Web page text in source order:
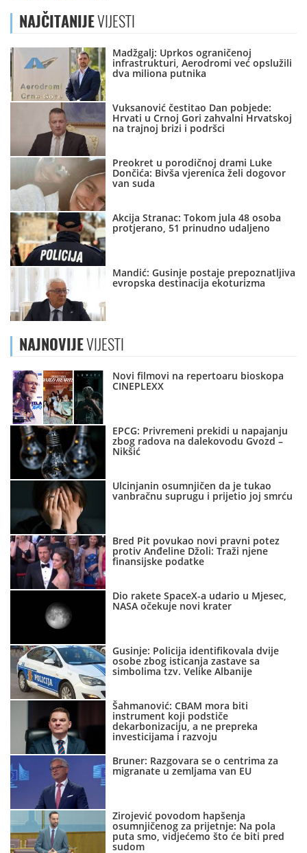
NAJČITANIJEVIJESTI
Madžgalj: Uprkos ograničenoj
infrastrukturi, Aerodromi već opslužili
dva miliona putnika
Vuksanović čestitao Dan pobjede:
Hrvati u Crnoj Gori zahvalni Hrvatskoj
na trajnoj brizi i podršci
Preokret u porodičnoj drami Luke
Dončića: Bivša vjerenica želi dogovor
van suda
Akcija Stranac: Tokom jula 48 osoba
protjerano, 51 prinudno udaljeno
Mandić: Gusinje postaje prepoznatljiva
evropska destinacija ekoturizma
NAJNOVIJEVIJESTI
Novi filmovi na repertoaru bioskopa
CINEPLEXX
EPCG: Privremeni prekidi u napajanju
zbog radova na dalekovodu Gvozd –
Nikšić
Ulcinjanin osumnjičen da je tukao
vanbračnu suprugu i prijetio joj smrću
Bred Pit povukao novi pravni potez
protiv Anđeline Džoli: Traži njene
finansijske podatke
Dio rakete SpaceX-a udario u Mjesec,
NASA očekuje novi krater
Gusinje: Policija identifikovala dvije
osobe zbog isticanja zastave sa
simbolima tzv. Velike Albanije
Šahmanović: CBAM mora biti
instrument koji podstiče
dekarbonizaciju, a ne prepreka
investicijama i razvoju
Bruner: Razgovara se o centrima za
migranate u zemljama van EU
Zirojević povodom hapšenja
osumnjičenog za prijetnje: Na pola
puta smo, vidjećemo što će biti pred
sudom